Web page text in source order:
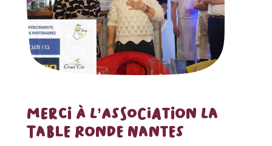
MERCI À L’ASSOCIATION LA
TABLE RONDE NANTES